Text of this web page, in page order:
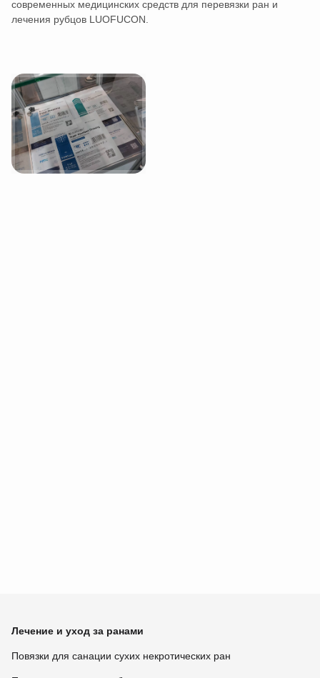
современных медицинских средств для перевязки ран и
лечения рубцов LUOFUCON.
Лечение и уход за ранами
Повязки для санации сухих некротических ран